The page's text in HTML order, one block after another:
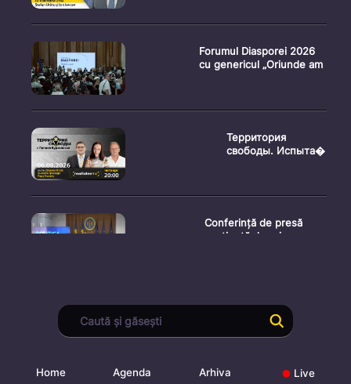
Forumul Diasporei 2026
cu genericul „Oriunde am
Территория
свободы. Испыта�
Conferință de presă
susținută de prim-
Ședința Consiliului
Superior al Procurorilor
din
Home Agenda Arhiva Live